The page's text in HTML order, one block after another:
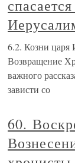
6.2. Козни царя
Возвращение
важного
зависти со
60.